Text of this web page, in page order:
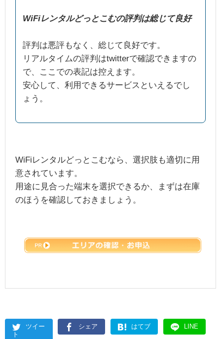
WiFiレンタルどっとこむの評判は総じて良好
評判は悪評もなく、総じて良好です。
リアルタイムの評判はtwitterで確認できますの
で、ここでの表記は控えます。
安心して、利用できるサービスといえるでし
ょう。
WiFiレンタルどっとこむなら、選択肢も適切に用
意されています。
用途に見合った端末を選択できるか、まずは在庫
のほうを確認しておきましょう。
ツイー
ト
シェア はてブ LINE